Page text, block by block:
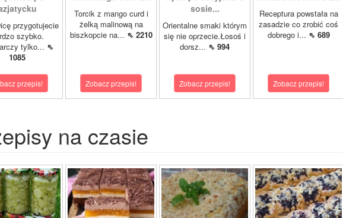
przygotujecie
szybko.
tylko... ⇖
1085
przepis!
Torcik z mango curd i
żelką malinową na
biszkopcie na... ⇖ 2210
Zobacz przepis!
sosie...
Orientalne smaki którym
się nie oprzecie.Łosoś i
dorsz... ⇖ 994
Zobacz przepis!
Receptura powstała na
zasadzie co zrobić coś
dobrego i... ⇖ 689
Zobacz przepis!
na czasie